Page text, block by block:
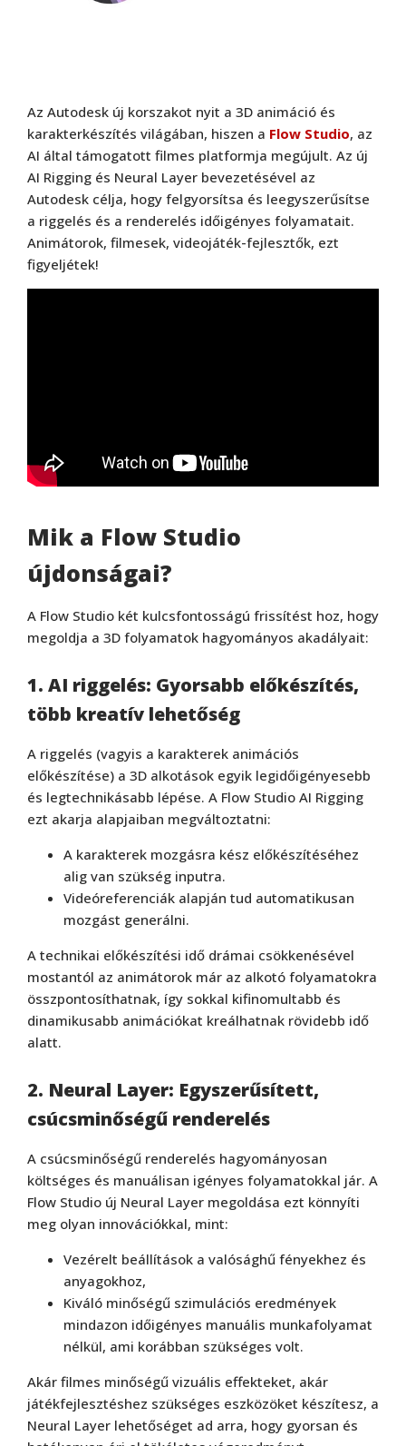
Az Autodesk új korszakot nyit a 3D animáció és
karakterkészítés világában, hiszen a Flow Studio, az
AI által támogatott filmes platformja megújult. Az új
AI Rigging és Neural Layer bevezetésével az
Autodesk célja, hogy felgyorsítsa és leegyszerűsítse
a riggelés és a renderelés időigényes folyamatait.
Animátorok, filmesek, videojáték-fejlesztők, ezt
figyeljétek!
Mik a Flow Studio
újdonságai?
A Flow Studio két kulcsfontosságú frissítést hoz, hogy
megoldja a 3D folyamatok hagyományos akadályait:
1. AI riggelés: Gyorsabb előkészítés,
több kreatív lehetőség
A riggelés (vagyis a karakterek animációs
előkészítése) a 3D alkotások egyik legidőigényesebb
és legtechnikásabb lépése. A Flow Studio AI Rigging
ezt akarja alapjaiban megváltoztatni:
A karakterek mozgásra kész előkészítéséhez
alig van szükség inputra.
Videóreferenciák alapján tud automatikusan
mozgást generálni.
A technikai előkészítési idő drámai csökkenésével
mostantól az animátorok már az alkotó folyamatokra
összpontosíthatnak, így sokkal kifinomultabb és
dinamikusabb animációkat kreálhatnak rövidebb idő
alatt.
2. Neural Layer: Egyszerűsített,
csúcsminőségű renderelés
A csúcsminőségű renderelés hagyományosan
költséges és manuálisan igényes folyamatokkal jár. A
Flow Studio új Neural Layer megoldása ezt könnyíti
meg olyan innovációkkal, mint:
Vezérelt beállítások a valósághű fényekhez és
anyagokhoz,
Kiváló minőségű szimulációs eredmények
mindazon időigényes manuális munkafolyamat
nélkül, ami korábban szükséges volt.
Akár filmes minőségű vizuális effekteket, akár
játékfejlesztéshez szükséges eszközöket készítesz, a
Neural Layer lehetőséget ad arra, hogy gyorsan és